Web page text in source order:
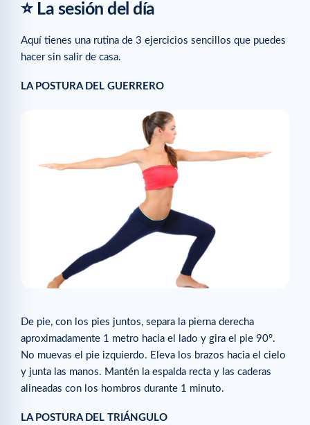
⭐ La sesión del día
Aquí tienes una rutina de 3 ejercicios sencillos que puedes
hacer sin salir de casa.
LA POSTURA DEL GUERRERO
De pie, con los pies juntos, separa la pierna derecha
aproximadamente 1 metro hacia el lado y gira el pie 90°.
No muevas el pie izquierdo. Eleva los brazos hacia el cielo
y junta las manos. Mantén la espalda recta y las caderas
alineadas con los hombros durante 1 minuto.
LA POSTURA DEL TRIÁNGULO